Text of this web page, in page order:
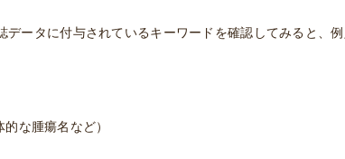
データに付与されているキーワードを確認してみると、
な腫瘍名など）